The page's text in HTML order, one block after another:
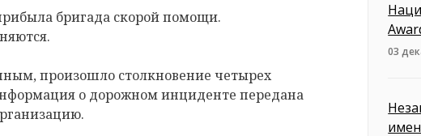
бригада скорой помощи.
произошло столкновение четырех
о дорожном инциденте передана
03